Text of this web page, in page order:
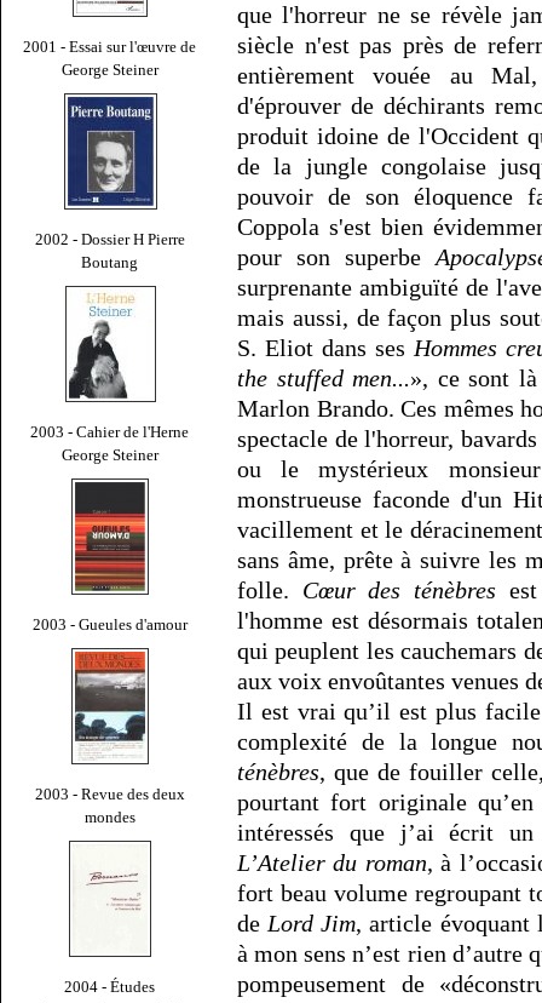
2001 - Essai sur l'œuvre de
George Steiner
2002 - Dossier H Pierre
Boutang
2003 - Cahier de l'Herne
George Steiner
2003 - Gueules d'amour
2003 - Revue des deux
mondes
2004 - Études
que l'horreur ne se révèle
siècle n'est pas près de
entièrement vouée au
d'éprouver de déchirants
produit idoine de l'Occident
de la jungle congolaise
pouvoir de son éloquence
Coppola s'est bien
pour son superbe
surprenante ambiguïté de
mais aussi, de façon plus
S. Eliot dans ses Hommes
the stuffed men...», ce sont
Marlon Brando. Ces mêmes
spectacle de l'horreur,
ou le mystérieux
monstrueuse faconde d'un
vacillement et le
sans âme, prête à suivre les
folle. Cœur des ténèbres
l'homme est désormais
qui peuplent les cauchemars
aux voix envoûtantes venues
Il est vrai qu’il est plus
complexité de la longue
ténèbres, que de fouiller
pourtant fort originale
intéressés que j’ai écrit
L’Atelier du roman, à
fort beau volume regroupant
de Lord Jim, article
à mon sens n’est rien d’autre
pompeusement de